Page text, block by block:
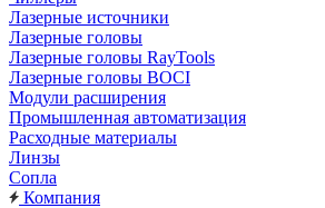
Лазерные источники
Лазерные головы
Лазерные головы RayTools
Лазерные головы BOCI
Модули расширения
Промышленная автоматизация
Расходные материалы
Линзы
Сопла
Компания